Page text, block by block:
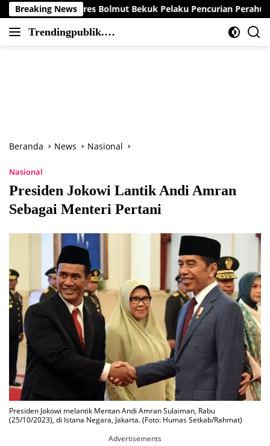
Langsung
ke
konten
Breaking News
Bolmut Bekuk Pelaku Pencurian Perahu di Daerah Buol
Trendingpublik.co
Berita
Beranda News Nasional
Nasional
Presiden Jokowi Lantik Andi Amran
Sebagai Menteri Pertani
Presiden Jokowi melantik Mentan Andi Amran Sulaiman, Rabu
(25/10/2023), di Istana Negara, Jakarta. (Foto: Humas Setkab/Rahmat)
Advertisements